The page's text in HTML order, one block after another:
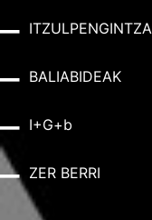
ITZULPENGINTZA
BALIABIDEAK
I+G+b
ZER BERRI